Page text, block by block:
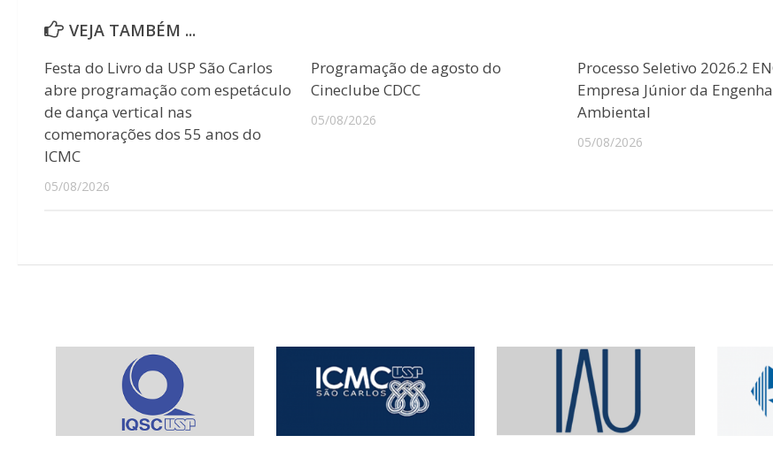
VEJA TAMBÉM ...
Festa do Livro da USP São Carlos
abre programação com espetáculo
de dança vertical nas
comemorações dos 55 anos do
ICMC
05/08/2026
Programação de agosto do
Cineclube CDCC
05/08/2026
Processo Seletivo 2026.2
Empresa Júnior da
Ambiental
05/08/2026